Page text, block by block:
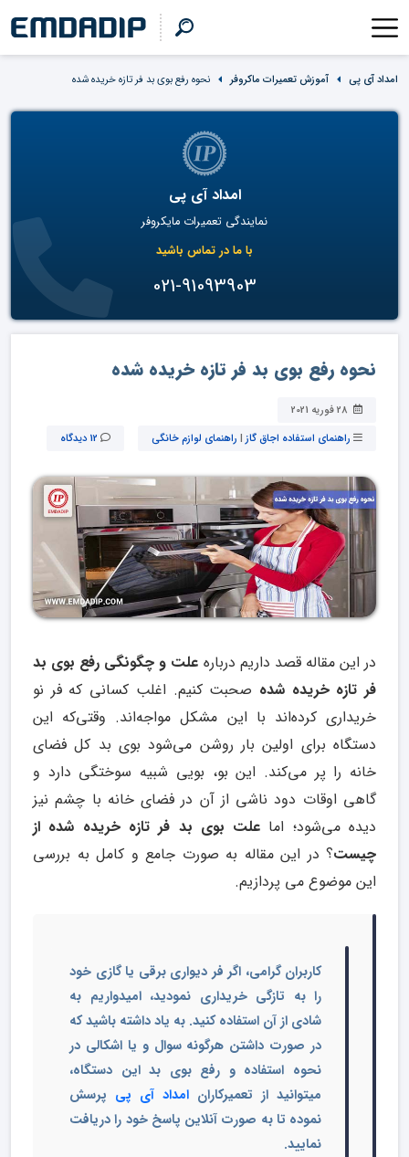
امداد آی پی آموزش تعمیرات ماکروفر نحوه رفع بوی بد فر تازه خریده شده
امداد آی پی
نمایندگی تعمیرات مایکروفر
با ما در تماس باشید
021-91093903
نحوه رفع بوی بد فر تازه خریده شده
راهنمای استفاده اجاق گاز | راهنمای لوازم خانگی 12 دیدگاه
در این مقاله قصد داریم درباره علت و چگونگی رفع بوی بد
فر تازه خریده شده صحبت کنیم. اغلب کسانی که فر نو
خریداری کرده‌اند با این مشکل مواجه‌اند. وقتی‌که این
دستگاه برای اولین بار روشن می‌شود بوی بد کل فضای
خانه را پر می‌کند. این بو، بویی شبیه سوختگی دارد و
گاهی اوقات دود ناشی از آن در فضای خانه با چشم نیز
دیده می‌شود؛ اما علت بوی بد فر تازه خریده شده از
چیست؟ در این مقاله به صورت جامع و کامل به بررسی
این موضوع می پردازیم.
کاربران گرامی، اگر فر دیواری برقی یا گازی خود
را به تازگی خریداری نمودید، امیدواریم به
شادی از آن استفاده کنید. به یاد داشته باشید که
در صورت داشتن هرگونه سوال و یا اشکالی در
نحوه استفاده و رفع بوی بد این دستگاه،
میتوانید از تعمیرکاران امداد آی پی پرسش
نموده تا به صورت آنلاین پاسخ خود را دریافت
نمایید.